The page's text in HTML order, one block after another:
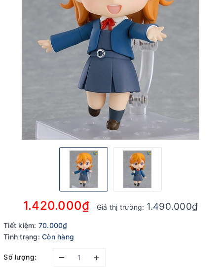
1.420.000₫ Giá thị trường:1.490.000₫
Tiết kiệm: 70.000₫
Tình trạng: Còn hàng
Số lượng: – +